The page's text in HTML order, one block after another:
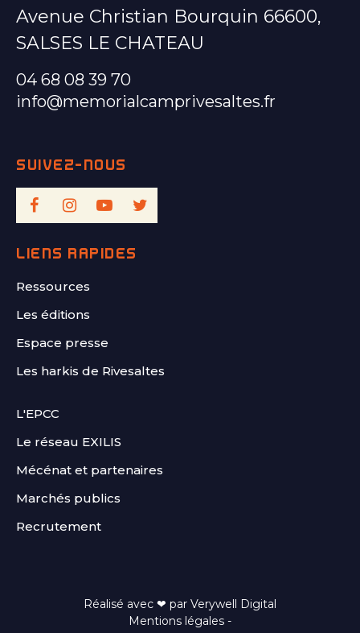
Avenue Christian Bourquin 66600,
SALSES LE CHATEAU
04 68 08 39 70
info@memorialcamprivesaltes.fr
LIENS RAPIDES
Ressources
Les éditions
Espace presse
Les harkis de Rivesaltes
FOOTER
L'EPCC
Le réseau EXILIS
Mécénat et partenaires
Marchés publics
Recrutement
Réalisé avec ❤ par Verywell Digital
Mentions légales -